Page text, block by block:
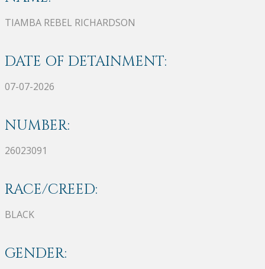
TIAMBA REBEL RICHARDSON
DATE OF DETAINMENT:
07-07-2026
NUMBER:
26023091
RACE/CREED:
BLACK
GENDER: